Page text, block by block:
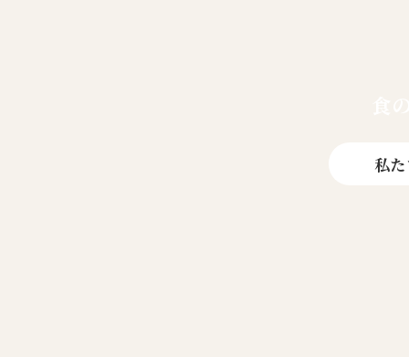
私